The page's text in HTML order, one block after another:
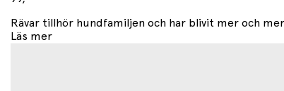
Rävar tillhör hundfamiljen och har blivit mer och
Läs mer